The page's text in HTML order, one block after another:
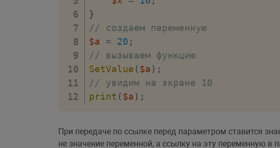
}
// создаем переменную
$a
= 20 ;
// вызываем функцию
SetValue ($a) ;
// увидим на экране 10
print ($a) ;
При передаче по ссылке перед параметром ставится
не значение переменной, а ссылку на эту переменную в